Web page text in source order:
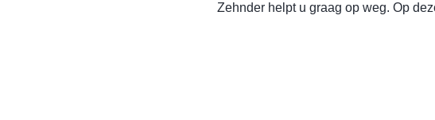
Zehnder helpt u graag op weg. Op